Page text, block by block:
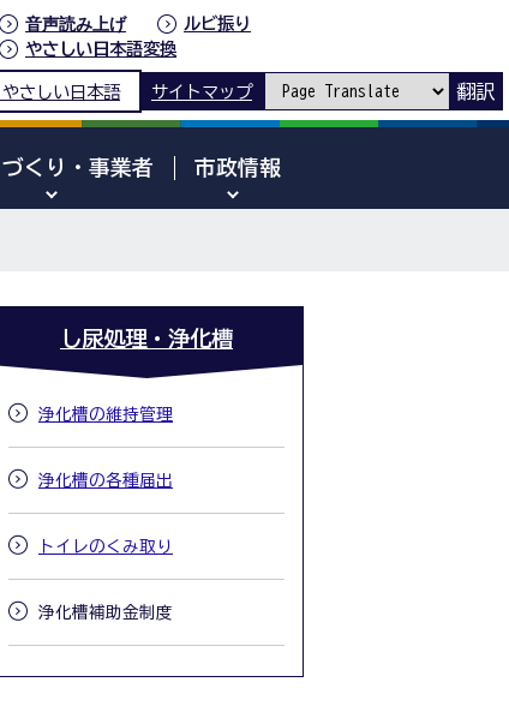
音声読み上げ
ルビ振り
やさしい日本語変換
やさしい日本語 サイトマップ 翻訳
づくり・事業者 市政情報
し尿処理・浄化槽
浄化槽の維持管理
浄化槽の各種届出
トイレのくみ取り
浄化槽補助金制度